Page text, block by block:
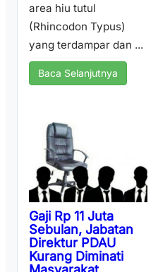
area hiu tutul
(Rhincodon Typus)
yang terdampar dan ...
Baca Selanjutnya
Gaji Rp 11 Juta
Sebulan, Jabatan
Direktur PDAU
Kurang Diminati